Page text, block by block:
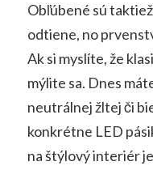
Obľúbené sú
odtiene, no
Ak si myslíte, že
mýlite sa. Dnes
neutrálnej žltej či
konkrétne LED
na štýlový interiér